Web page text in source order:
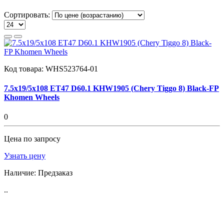
Сортировать:
Код товара: WHS523764-01
7.5x19/5x108 ET47 D60.1 KHW1905 (Chery Tiggo 8) Black-FP
Khomen Wheels
0
Цена по запросу
Узнать цену
Наличие: Предзаказ
..